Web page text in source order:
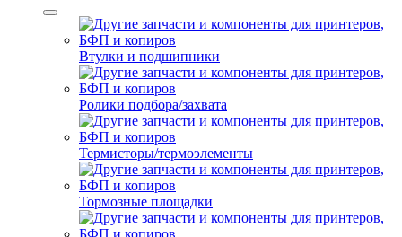
Втулки и подшипники
Ролики подбора/захвата
Термисторы/термоэлементы
Тормозные площадки